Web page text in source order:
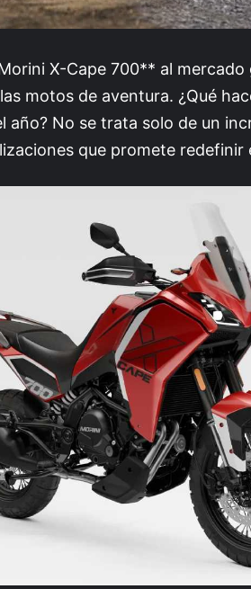
X-Cape 700** al
motos de aventura. ¿Qué
año? No se trata solo de un
que promete redefinir